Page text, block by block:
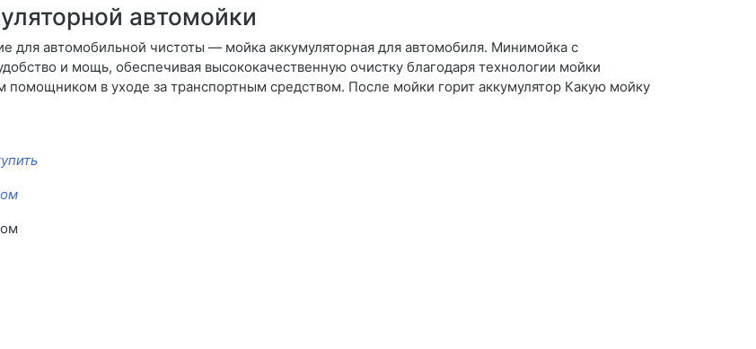
автомойки
автомобильной чистоты — мойка аккумуляторная для автомобиля. Минимойка с
и мощь, обеспечивая высококачественную очистку благодаря технологии мойки
в уходе за транспортным средством. После мойки горит аккумулятор Какую мойку